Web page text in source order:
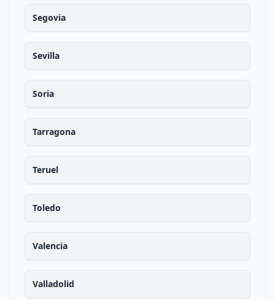
Segovia
Sevilla
Soria
Tarragona
Teruel
Toledo
Valencia
Valladolid